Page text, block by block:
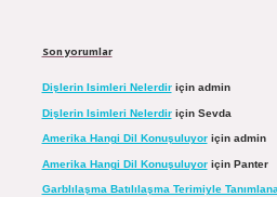
Son yorumlar
Dişlerin Isimleri Nelerdiriçin admin
Dişlerin Isimleri Nelerdiriçin Sevda
Amerika Hangi Dil Konuşuluyoriçin admin
Amerika Hangi Dil Konuşuluyoriçin Panter
Garblılaşma Batılılaşma Terimiyle